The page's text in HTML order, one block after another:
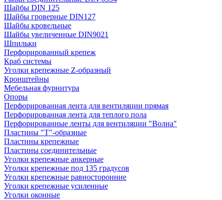
Шайбы DIN 125
Шайбы гроверные DIN127
Шайбы кровельные
Шайбы увеличенные DIN9021
Шпильки
Перфорированный крепеж
Краб системы
Уголки крепежные Z-образный
Кронштейны
Мебельная фурнитура
Опоры
Перфорированная лента для вентиляции прямая
Перфорированная лента для теплого пола
Перфорированные ленты для вентиляции "Волна"
Пластины "Т"-образные
Пластины крепежные
Пластины соединительные
Уголки крепежные анкерные
Уголки крепежные под 135 градусов
Уголки крепежные равносторонние
Уголки крепежные усиленные
Уголки оконные